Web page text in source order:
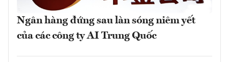
Ngân hàng đứng sau làn sóng niêm yết
của các công ty AI Trung Quốc